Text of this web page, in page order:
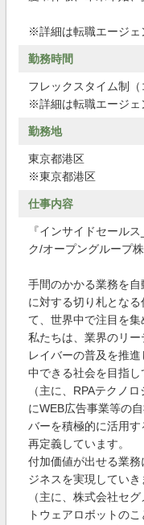
※詳細は転職エージェ
勤務時間
フレックスタイム制（
※詳細は転職エージェ
勤務地
東京都港区
※東京都港区
仕事内容
『インサイドセール
ク/オープングループ
手間のかかる業務を
に対する切り札とな
て、世界中で注目を集
私たちは、業界のリ
レイバーの普及を推
中できる社会を目指し
（主に、RPAテクノ
にWEB広告事業等の
バーを積極的に活用
再定義しています。
付加価値が出せる業
ジネスを実現していき
（主に、株式会社セ
トウェアロボットのこ